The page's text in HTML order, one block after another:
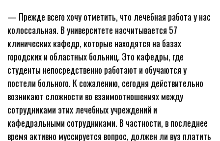
— Прежде всего хочу отметить, что лечебная работа у нас
колоссальная. В университете насчитывается 57
клинических кафедр, которые находятся на базах
городских и областных больниц. Это кафедры, где
студенты непосредственно работают и обучаются у
постели больного. К сожалению, сегодня действительно
возникают сложности во взаимоотношениях между
сотрудниками этих лечебных учреждений и
кафедральными сотрудниками. В частности, в последнее
время активно муссируется вопрос, должен ли вуз платить